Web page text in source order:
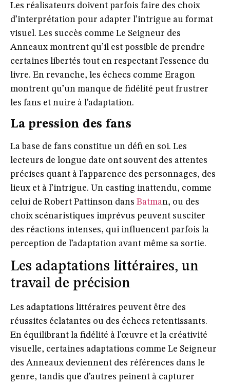
Les réalisateurs doivent parfois faire des choix
d’interprétation pour adapter l’intrigue au format
visuel. Les succès comme Le Seigneur des
Anneaux montrent qu’il est possible de prendre
certaines libertés tout en respectant l’essence du
livre. En revanche, les échecs comme Eragon
montrent qu’un manque de fidélité peut frustrer
les fans et nuire à l’adaptation.
La pression des fans
La base de fans constitue un défi en soi. Les
lecteurs de longue date ont souvent des attentes
précises quant à l’apparence des personnages, des
lieux et à l’intrigue. Un casting inattendu, comme
celui de Robert Pattinson dans Batman, ou des
choix scénaristiques imprévus peuvent susciter
des réactions intenses, qui influencent parfois la
perception de l’adaptation avant même sa sortie.
Les adaptations littéraires, un
travail de précision
Les adaptations littéraires peuvent être des
réussites éclatantes ou des échecs retentissants.
En équilibrant la fidélité à l’œuvre et la créativité
visuelle, certaines adaptations comme Le Seigneur
des Anneaux deviennent des références dans le
genre, tandis que d’autres peinent à capturer